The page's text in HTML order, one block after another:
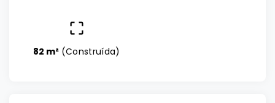
82 m² (Construída)